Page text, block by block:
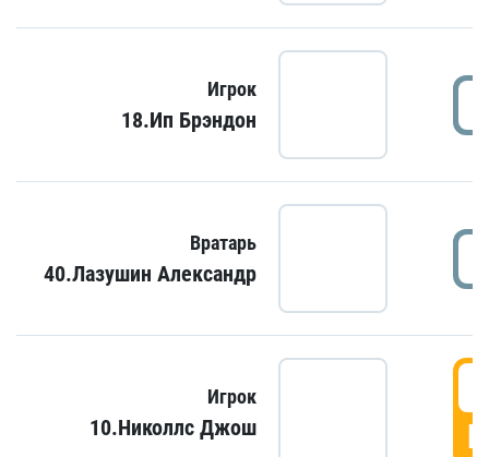
Игрок
18.Ип Брэндон
Вратарь
40.Лазушин Александр
Игрок
10.Николлс Джош